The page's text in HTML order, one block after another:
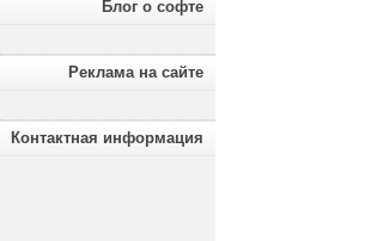
Блог о софте
Реклама на сайте
Контактная информация